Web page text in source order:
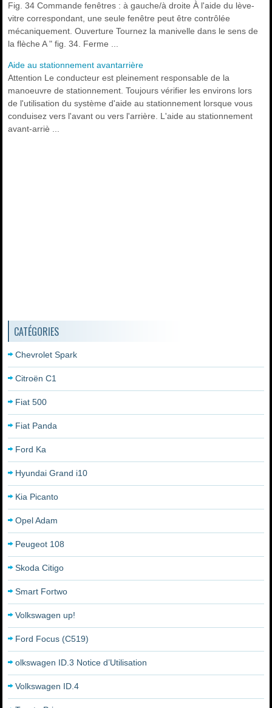
Fig. 34 Commande fenêtres : à gauche/à droite À l'aide du lève-
vitre correspondant, une seule fenêtre peut être contrôlée
mécaniquement. Ouverture Tournez la manivelle dans le sens de
la flèche A " fig. 34. Ferme ...
Aide au stationnement avantarrière
Attention Le conducteur est pleinement responsable de la
manoeuvre de stationnement. Toujours vérifier les environs lors
de l'utilisation du système d'aide au stationnement lorsque vous
conduisez vers l'avant ou vers l'arrière. L'aide au stationnement
avant-arriè ...
CATÉGORIES
Chevrolet Spark
Citroën C1
Fiat 500
Fiat Panda
Ford Ka
Hyundai Grand i10
Kia Picanto
Opel Adam
Peugeot 108
Skoda Citigo
Smart Fortwo
Volkswagen up!
Ford Focus (C519)
olkswagen ID.3 Notice d’Utilisation
Volkswagen ID.4